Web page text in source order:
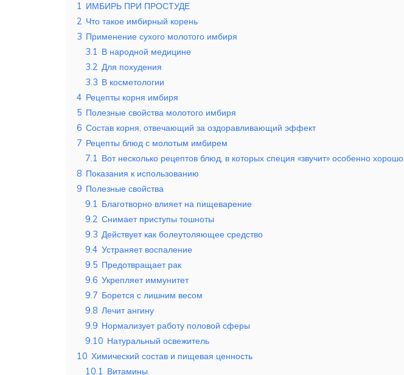
1 ИМБИРЬ ПРИ ПРОСТУДЕ
2 Что такое имбирный корень
3 Применение сухого молотого имбиря
3.1 В народной медицине
3.2 Для похудения
3.3 В косметологии
4 Рецепты корня имбиря
5 Полезные свойства молотого имбиря
6 Состав корня, отвечающий за оздоравливающий эффект
7 Рецепты блюд с молотым имбирем
7.1 Вот несколько рецептов блюд, в которых специя «звучит» особенно хорошо
8 Показания к использованию
9 Полезные свойства
9.1 Благотворно влияет на пищеварение
9.2 Снимает приступы тошноты
9.3 Действует как болеутоляющее средство
9.4 Устраняет воспаление
9.5 Предотвращает рак
9.6 Укрепляет иммунитет
9.7 Борется с лишним весом
9.8 Лечит ангину
9.9 Нормализует работу половой сферы
9.10 Натуральный освежитель
10 Химический состав и пищевая ценность
10.1 Витамины